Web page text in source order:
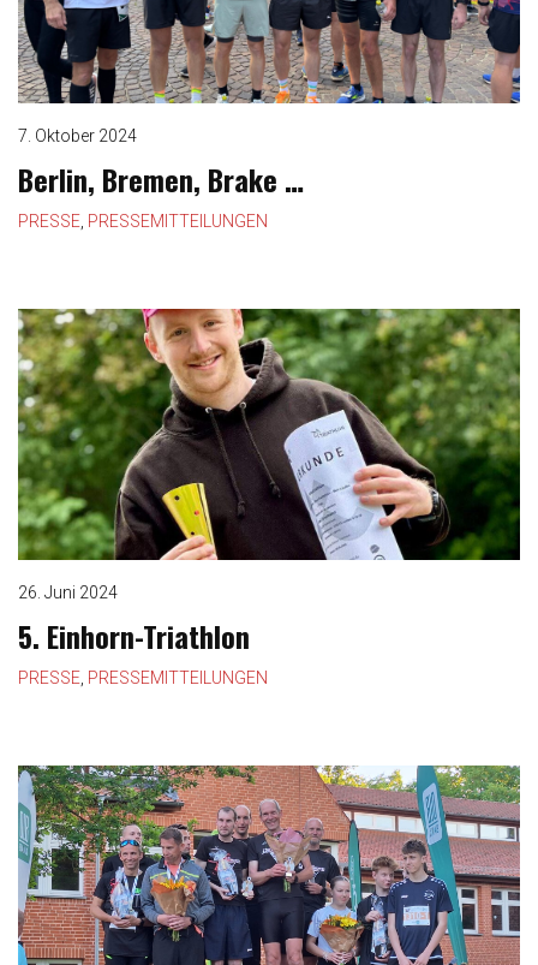
o
7. Oktober 2024
Berlin, Bremen, Brake …
PRESSE PRESSEMITTEILUNGEN
26. Juni 2024
5. Einhorn-Triathlon
PRESSE PRESSEMITTEILUNGEN